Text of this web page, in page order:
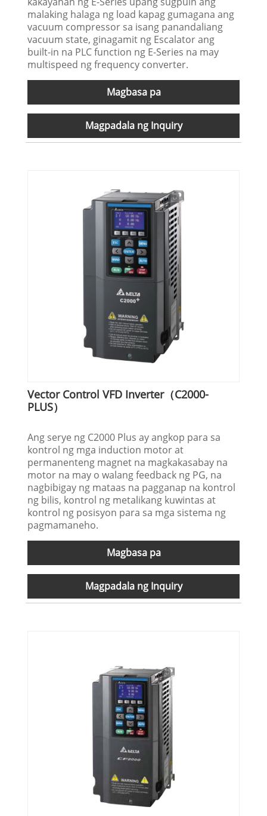
malaking halaga ng load kapag gumagana ang
vacuum compressor sa isang panandaliang
vacuum state, ginagamit ng Escalator ang
built-in na PLC function ng E-Series na may
multispeed ng frequency converter.
Magbasa pa
Magpadala ng Inquiry
Vector Control VFD Inverter（C2000-
PLUS）
Ang serye ng C2000 Plus ay angkop para sa
kontrol ng mga induction motor at
permanenteng magnet na magkakasabay na
motor na may o walang feedback ng PG, na
nagbibigay ng mataas na pagganap na kontrol
ng bilis, kontrol ng metalikang kuwintas at
kontrol ng posisyon para sa mga sistema ng
pagmamaneho.
Magbasa pa
Magpadala ng Inquiry